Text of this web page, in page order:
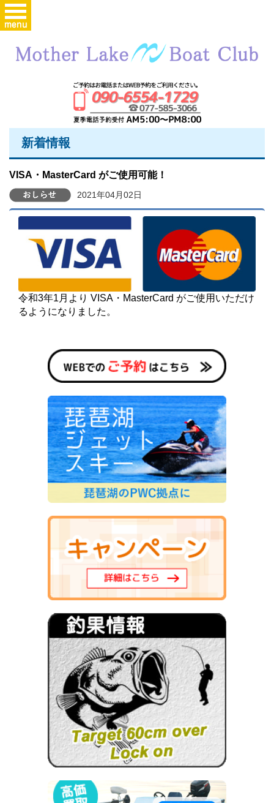
新着情報
VISA・MasterCard がご使用可能！
2021年04月02日
令和3年1月より VISA・MasterCard がご使用いただけ
るようになりました。